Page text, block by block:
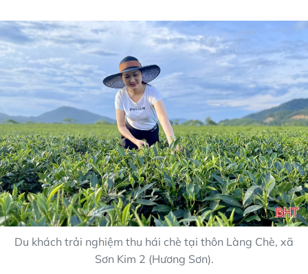
Du khách trải nghiệm thu hái chè tại thôn Làng Chè, xã
Sơn Kim 2 (Hương Sơn).